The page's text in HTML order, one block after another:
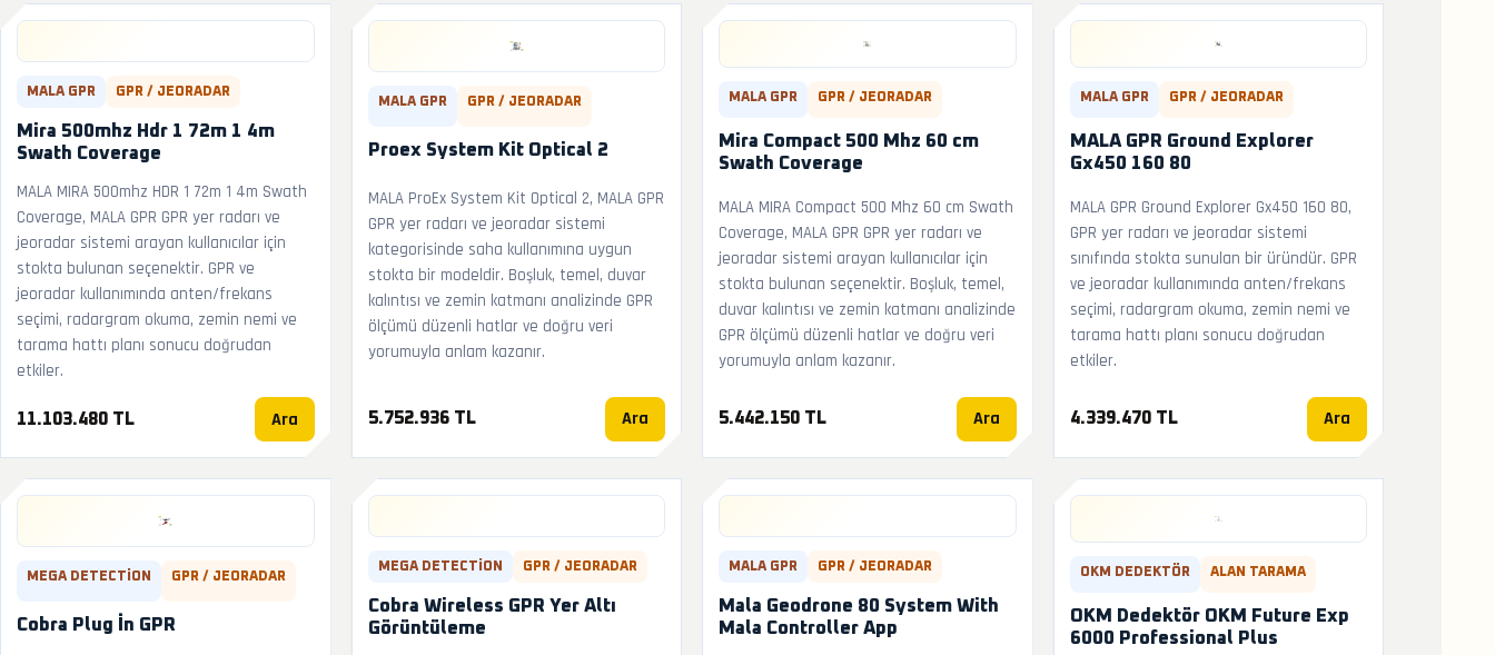
MALA GPR GPR / JEORADAR
Mira 500mhz Hdr 1 72m 1 4m
Swath Coverage
MALA MIRA 500mhz HDR 1 72m 1 4m Swath
Coverage, MALA GPR GPR yer radarı ve
jeoradar sistemi arayan kullanıcılar için
stokta bulunan seçenektir. GPR ve
jeoradar kullanımında anten/frekans
seçimi, radargram okuma, zemin nemi ve
tarama hattı planı sonucu doğrudan
etkiler.
11.103.480 TL Ara
MALA GPR GPR / JEORADAR
Proex System Kit Optical 2
MALA ProEx System Kit Optical 2, MALA GPR
GPR yer radarı ve jeoradar sistemi
kategorisinde saha kullanımına uygun
stokta bir modeldir. Boşluk, temel, duvar
kalıntısı ve zemin katmanı analizinde GPR
ölçümü düzenli hatlar ve doğru veri
yorumuyla anlam kazanır.
5.752.936 TL Ara
MALA GPR GPR / JEORADAR
Mira Compact 500 Mhz 60 cm
Swath Coverage
MALA MIRA Compact 500 Mhz 60 cm Swath
Coverage, MALA GPR GPR yer radarı ve
jeoradar sistemi arayan kullanıcılar için
stokta bulunan seçenektir. Boşluk, temel,
duvar kalıntısı ve zemin katmanı analizinde
GPR ölçümü düzenli hatlar ve doğru veri
yorumuyla anlam kazanır.
5.442.150 TL Ara
MALA GPR GPR / JEORADAR
MALA GPR Ground Explorer
Gx450 160 80
MALA GPR Ground Explorer Gx450 160 80,
GPR yer radarı ve jeoradar sistemi
sınıfında stokta sunulan bir üründür. GPR
ve jeoradar kullanımında anten/frekans
seçimi, radargram okuma, zemin nemi ve
tarama hattı planı sonucu doğrudan
etkiler.
4.339.470 TL Ara
MEGA DETECTION GPR / JEORADAR
Cobra Plug İn GPR
MEGA DETECTION GPR / JEORADAR
Cobra Wireless GPR Yer Altı
Görüntüleme
MALA GPR GPR / JEORADAR
Mala Geodrone 80 System With
Mala Controller App
OKM DEDEKTÖR ALAN TARAMA
OKM Dedektör OKM Future Exp
6000 Professional Plus